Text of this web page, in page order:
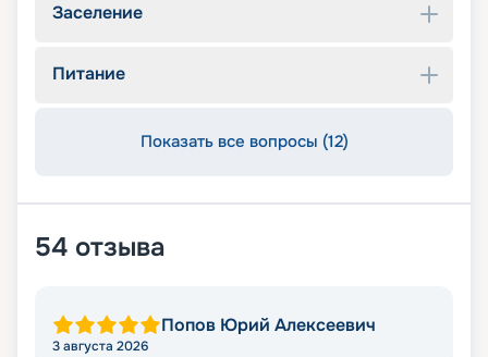
Заселение
Питание
Показать все вопросы (12)
54 отзыва
Попов Юрий Алексеевич
3 августа 2026